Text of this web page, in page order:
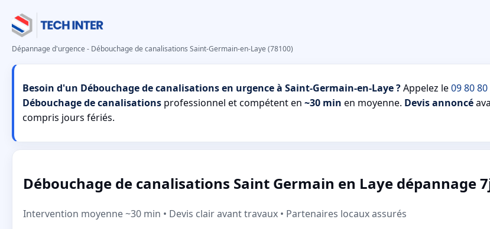
Dépannage d'urgence - Débouchage de canalisations Saint-Germain-en-Laye (78100)
Besoin d'un Débouchage de canalisations en urgence à Saint-Germain-en-Laye ?Appelez le09 80
Débouchage de canalisations professionnel et compétent en ~30 min en moyenne. Devis annoncé
compris jours fériés.
Débouchage de canalisations Saint Germain en Laye dépannage
Intervention moyenne ~30 min • Devis clair avant travaux • Partenaires locaux assurés